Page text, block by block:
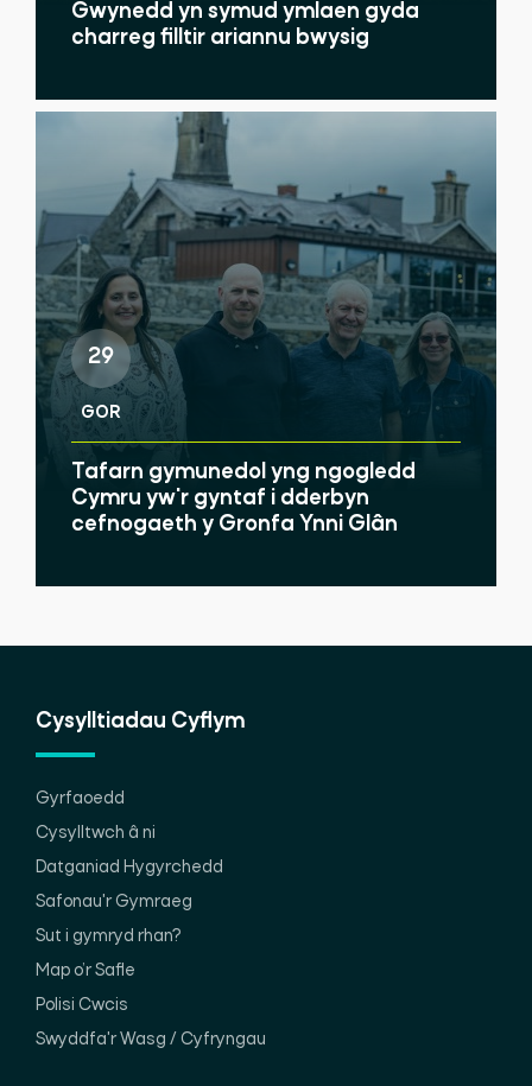
Gwynedd yn symud ymlaen gyda
charreg filltir ariannu bwysig
29
GOR
Tafarn gymunedol yng ngogledd
Cymru yw'r gyntaf i dderbyn
cefnogaeth y Gronfa Ynni Glân
Cysylltiadau Cyflym
Gyrfaoedd
Cysylltwch â ni
Datganiad Hygyrchedd
Safonau'r Gymraeg
Sut i gymryd rhan?
Map o’r Safle
Polisi Cwcis
Swyddfa'r Wasg / Cyfryngau